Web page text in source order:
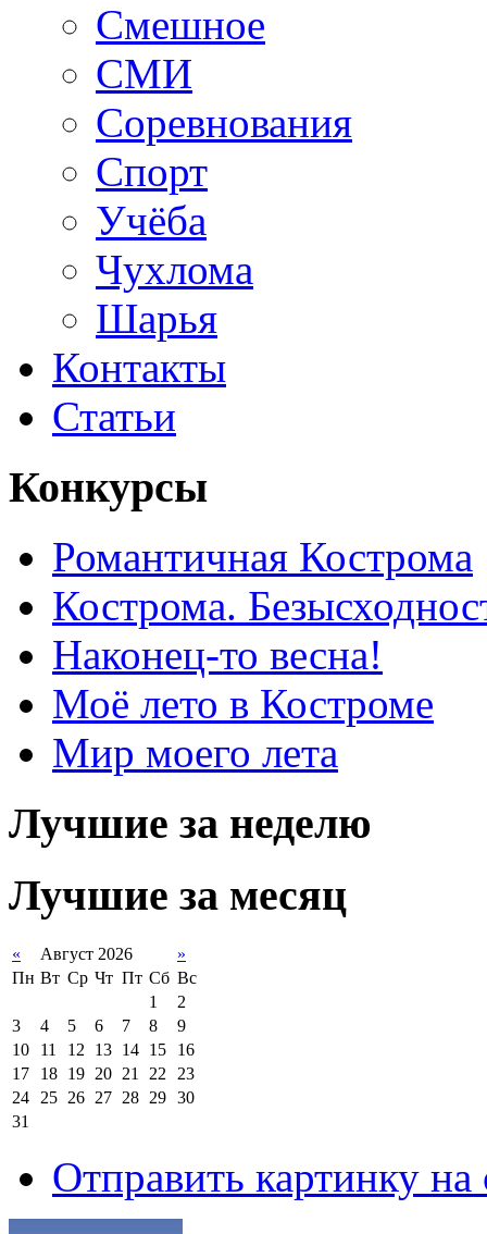
Смешное
СМИ
Соревнования
Спорт
Учёба
Чухлома
Шарья
Контакты
Статьи
Конкурсы
Романтичная Кострома
Кострома.
Наконец-то весна!
Моё лето в Костроме
Мир моего лета
Лучшие за неделю
Лучшие за месяц
« Август 2026
»
Пн Вт Ср Чт Пт Сб Вс
1
2
3
4 5 6 7 8
9
10
11 12 13 14 15
16
17
18 19 20 21 22
23
24
25 26 27 28 29 30
31
Отправить картинку на